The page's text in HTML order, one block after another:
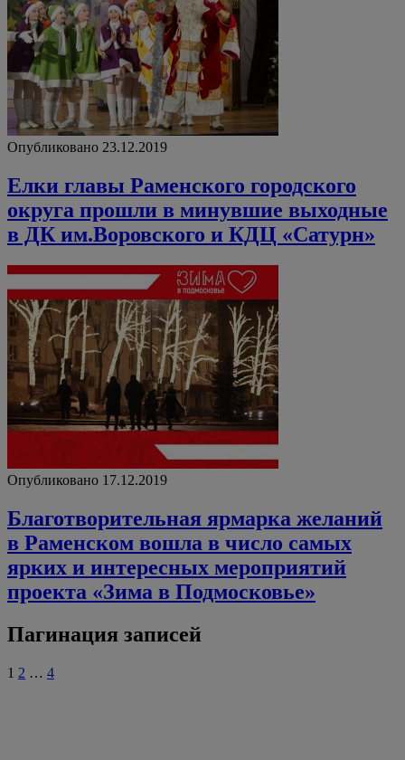
Опубликовано 23.12.2019
Елки главы Раменского городского
округа прошли в минувшие выходные
в ДК им.Воровского и КДЦ «Сатурн»
Опубликовано 17.12.2019
Благотворительная ярмарка желаний
в Раменском вошла в число самых
ярких и интересных мероприятий
проекта «Зима в Подмосковье»
Пагинация записей
1 2 … 4